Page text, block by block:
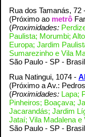
Rua dos Tamanás, 72
(Próximo ao metrô
(Proximidades:
Paulista; Morumbi;
Europa; Jardim
Sumarezinho e Vila
São Paulo - SP - Brasil
Rua Natingui, 1074 -
(Próximo a Av.:
(Proximidades: Lapa;
Pinheiros; Boaçava;
Jacarandás; Jardim
Jataí; Vila Madalena e
São Paulo - SP - Brasil